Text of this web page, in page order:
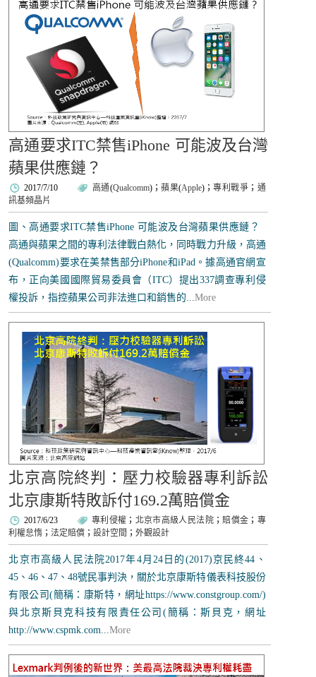
高通要求ITC禁售iPhone 可能波及台灣
蘋果供應鏈？
2017/7/10 高通(Qualcomm)； 蘋果(Apple)； 專利戰爭 ； 通
訊基頻晶片
圖、高通要求ITC禁售iPhone 可能波及台灣蘋果供應鏈？
高通與蘋果之間的專利法律戰白熱化，同時戰力升級，高通
(Qualcomm)要求在美禁售部分iPhone和iPad。據高通官網宣
布，正向美國國際貿易委員會（ITC）提出337調查專利侵
權投訴，指控蘋果公司非法進口和銷售的...More
北京高院終判：壓力校驗器專利訴訟
北京康斯特敗訴付169.2萬賠償金
2017/6/23 專利侵權 ； 北京市高級人民法院； 賠償金 ； 專
利權怠惰 ；法定賠償 ；設計空間 ；外觀設計
北京市高級人民法院2017年4月24日的(2017)京民終44、
45、46、47、48號民事判決，關於北京康斯特儀表科技股份
有限公司(簡稱：康斯特，網址https://www.constgroup.com/)
與北京斯貝克科技有限責任公司(簡稱：斯貝克，網址
http://www.cspmk.com...More